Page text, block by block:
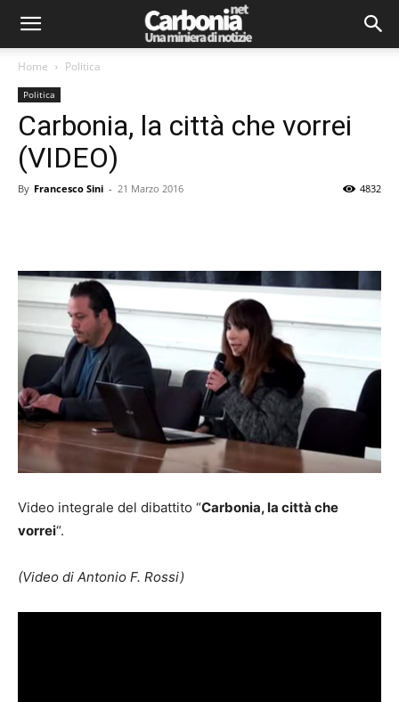
Home Politica
Politica
Carbonia, la città che vorrei
(VIDEO)
By Francesco Sini - 21 Marzo 2016 4832
Video integrale del dibattito “Carbonia, la città che
vorrei“.
(Video di Antonio F. Rossi)